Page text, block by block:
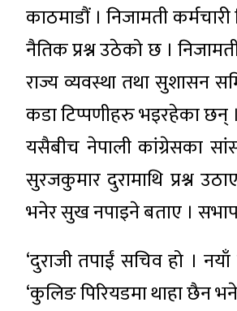
काठमाडौं । निजामती
नैतिक प्रश्न उठेको छ ।
राज्य व्यवस्था तथा सुशासन
कडा टिप्पणीहरु भइरहेका छन् ।
यसैबीच नेपाली कांग्रेसका
सुरजकुमार दुरामाथि प्रश्न
भनेर सुख नपाइने बताए ।
‘दुराजी तपाईं सचिव हो ।
‘कुलिङ पिरियडमा थाहा छैन